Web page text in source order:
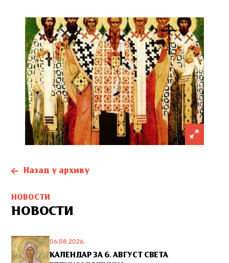
Назад у архиву
НОВОСТИ
НОВОСТИ
06.08.2026.
КАЛЕНДАР ЗА 6. АВГУСТ СВЕТА